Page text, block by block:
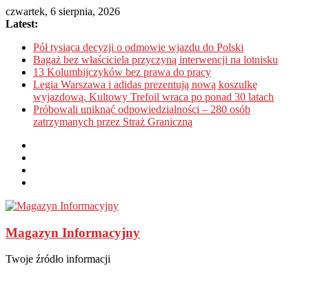
czwartek, 6 sierpnia, 2026
Latest:
Pół tysiąca decyzji o odmowie wjazdu do Polski
Bagaż bez właściciela przyczyną interwencji na lotnisku
13 Kolumbijczyków bez prawa do pracy
Legia Warszawa i adidas prezentują nową koszulkę
wyjazdową. Kultowy Trefoil wraca po ponad 30 latach
Próbowali uniknąć odpowiedzialności – 280 osób
zatrzymanych przez Straż Graniczną
Magazyn Informacyjny
Twoje źródło informacji